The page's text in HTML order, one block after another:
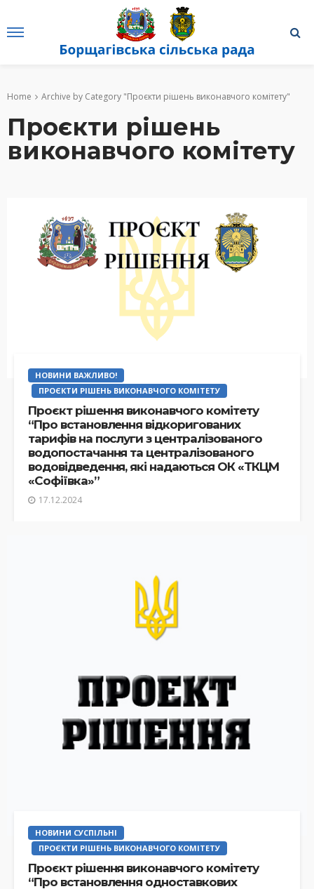
Home Archive by Category "Проєкти рішень виконавчого комітету"
Проєкти рішень
виконавчого комітету
НОВИНИ ВАЖЛИВО!
ПРОЄКТИ РІШЕНЬ ВИКОНАВЧОГО КОМІТЕТУ
Проєкт рішення виконавчого комітету
“Про встановлення відкоригованих
тарифів на послуги з централізованого
водопостачання та централізованого
водовідведення, які надаються ОК «ТКЦМ
«Софіївка»”
17.12.2024
НОВИНИ СУСПІЛЬНІ
ПРОЄКТИ РІШЕНЬ ВИКОНАВЧОГО КОМІТЕТУ
Проєкт рішення виконавчого комітету
“Про встановлення одноставкових